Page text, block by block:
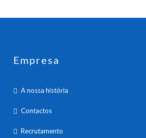
Empresa
A nossa história
Contactos
Recrutamento